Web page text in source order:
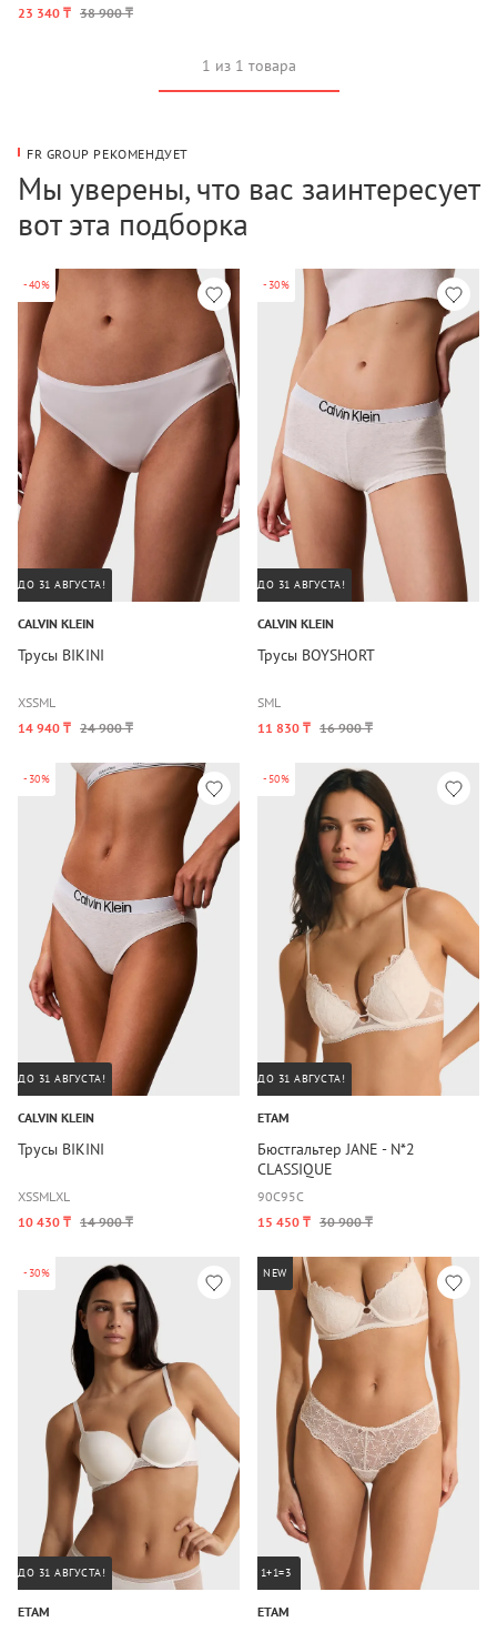
23 340 ₸ 38 900 ₸
1 из 1 товара
FR GROUP РЕКОМЕНДУЕТ
Мы уверены, что вас заинтересует
вот эта подборка
-40%
ДО 31 АВГУСТА!
CALVIN KLEIN
Трусы BIKINI
XSSML
14 940 ₸ 24 900 ₸
-30%
ДО 31 АВГУСТА!
CALVIN KLEIN
Трусы BOYSHORT
SML
11 830 ₸ 16 900 ₸
-30%
ДО 31 АВГУСТА!
CALVIN KLEIN
Трусы BIKINI
XSSMLXL
10 430 ₸ 14 900 ₸
-50%
ДО 31 АВГУСТА!
ETAM
Бюстгальтер JANE - N*2
CLASSIQUE
90C95C
15 450 ₸ 30 900 ₸
-30%
ДО 31 АВГУСТА!
ETAM
NEW
1+1=3
ETAM